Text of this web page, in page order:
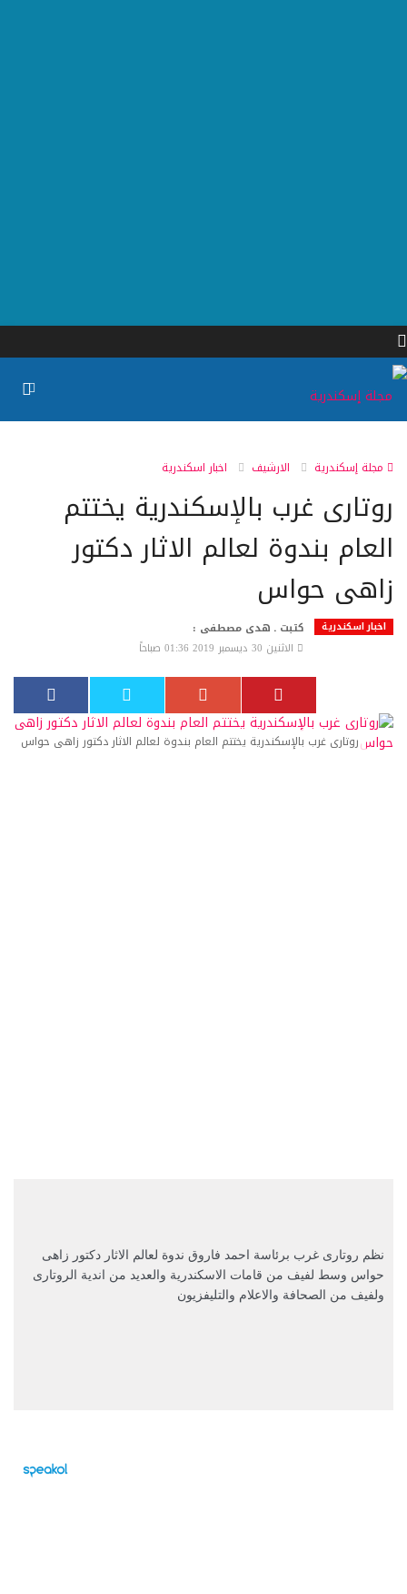
مجلة إسكندرية الارشيف اخبار اسكندرية
روتارى غرب بالإسكندرية يختتم
العام بندوة لعالم الاثار دكتور
زاهى حواس
اخبار اسكندرية
كتبت ـ هدى مصطفى :
الاثنين 30 ديسمبر 2019 01:36 صباحاً
روتارى غرب بالإسكندرية يختتم العام بندوة لعالم الاثار دكتور زاهى حواس
ولفيف من الصحافة والاعلام والتليفزيون